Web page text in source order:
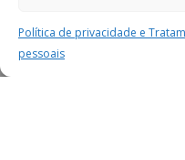
Política de privacidade e
pessoais